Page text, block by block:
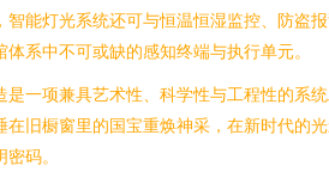
能灯光系统还可与恒温恒湿监控、防盗
系中不可或缺的感知终端与执行单元。
一项兼具艺术性、科学性与工程性的系
旧橱窗里的国宝重焕神采，在新时代的
码。